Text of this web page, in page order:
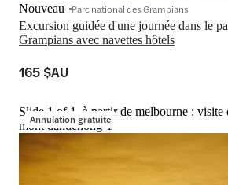
Excursion guidée d'une journée dans le
Grampians avec navettes hôtels
Nouveau Parc national des Grampians
165 $AU
Annulation gratuite
Slide 1 of 1, à partir de melbourne : visite
mont dandenong-1